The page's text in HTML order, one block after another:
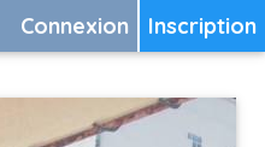
Inscription
Connexion